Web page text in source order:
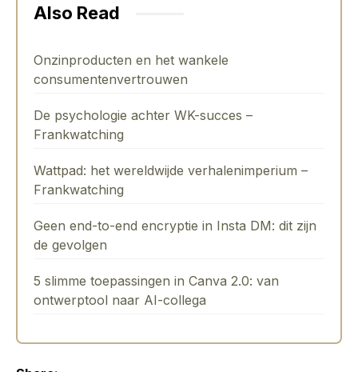
Also Read
Onzinproducten en het wankele
consumentenvertrouwen
De psychologie achter WK-succes –
Frankwatching
Wattpad: het wereldwijde verhalenimperium –
Frankwatching
Geen end-to-end encryptie in Insta DM: dit zijn
de gevolgen
5 slimme toepassingen in Canva 2.0: van
ontwerptool naar AI-collega